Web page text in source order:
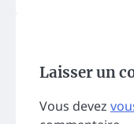
Laisser un
Vous devez